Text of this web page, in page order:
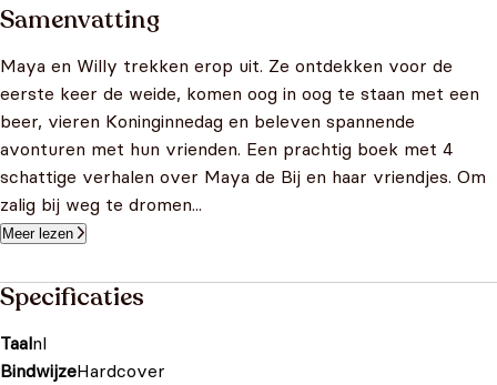
Samenvatting
Maya en Willy trekken erop uit. Ze ontdekken voor de
eerste keer de weide, komen oog in oog te staan met een
beer, vieren Koninginnedag en beleven spannende
avonturen met hun vrienden. Een prachtig boek met 4
schattige verhalen over Maya de Bij en haar vriendjes. Om
zalig bij weg te dromen...
Meer lezen
Specificaties
Taalnl
BindwijzeHardcover